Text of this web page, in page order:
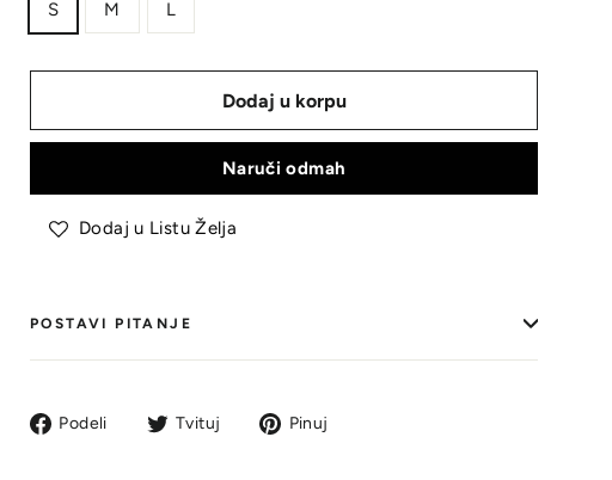
S M L
Dodaj u korpu
Naruči odmah
Dodaj u Listu Želja
POSTAVI PITANJE
Podeli
Podeli Tvituj
Tvit
Pinuj